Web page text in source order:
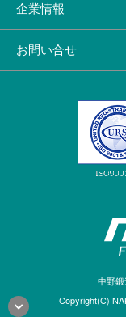
企業情報
お問い合せ
中野
Copyright(C)